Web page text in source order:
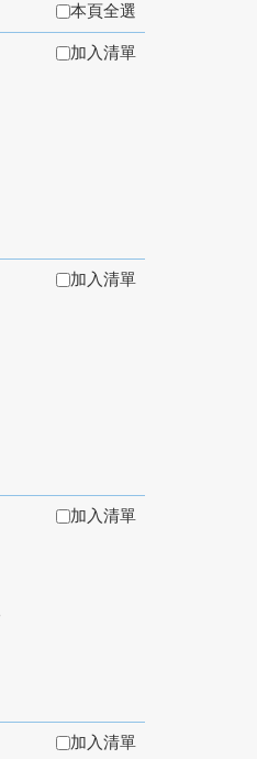
本頁全選
加入清單
加入清單
加入清單
加入清單